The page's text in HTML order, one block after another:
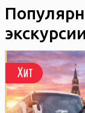
экскурсии
Хит